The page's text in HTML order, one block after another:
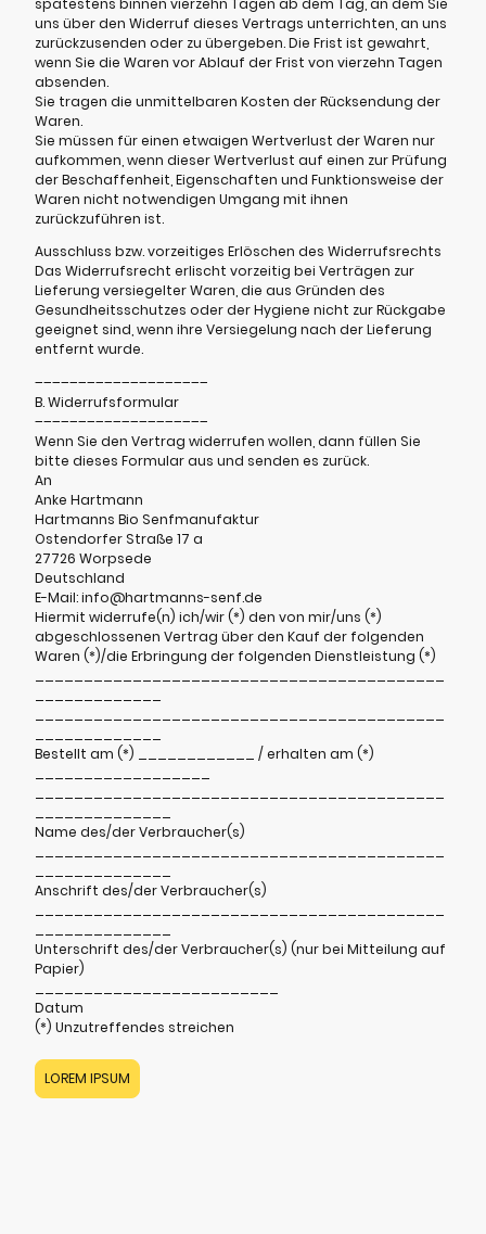
spätestens binnen vierzehn Tagen ab dem Tag, an dem Sie
uns über den Widerruf dieses Vertrags unterrichten, an uns
zurückzusenden oder zu übergeben. Die Frist ist gewahrt,
wenn Sie die Waren vor Ablauf der Frist von vierzehn Tagen
absenden.
Sie tragen die unmittelbaren Kosten der Rücksendung der
Waren.
Sie müssen für einen etwaigen Wertverlust der Waren nur
aufkommen, wenn dieser Wertverlust auf einen zur Prüfung
der Beschaffenheit, Eigenschaften und Funktionsweise der
Waren nicht notwendigen Umgang mit ihnen
zurückzuführen ist.
Ausschluss bzw. vorzeitiges Erlöschen des Widerrufsrechts
Das Widerrufsrecht erlischt vorzeitig bei Verträgen zur
Lieferung versiegelter Waren, die aus Gründen des
Gesundheitsschutzes oder der Hygiene nicht zur Rückgabe
geeignet sind, wenn ihre Versiegelung nach der Lieferung
entfernt wurde.
––––––––––––––––––––
B. Widerrufsformular
––––––––––––––––––––
Wenn Sie den Vertrag widerrufen wollen, dann füllen Sie
bitte dieses Formular aus und senden es zurück.
An
Anke Hartmann
Hartmanns Bio Senfmanufaktur
Ostendorfer Straße 17 a
27726 Worpsede
Deutschland
E-Mail: info@hartmanns-senf.de
Hiermit widerrufe(n) ich/wir (*) den von mir/uns (*)
abgeschlossenen Vertrag über den Kauf der folgenden
Waren (*)/die Erbringung der folgenden Dienstleistung (*)
Bestellt am (*) ____________ / erhalten am (*)
Name des/der Verbraucher(s)
Anschrift des/der Verbraucher(s)
Unterschrift des/der Verbraucher(s) (nur bei Mitteilung auf
Papier)
Datum
(*) Unzutreffendes streichen
LOREM IPSUM